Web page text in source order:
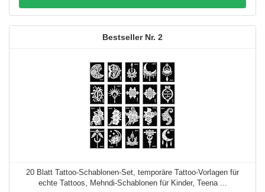
2
20 Blatt Tattoo-Schablonen-Set, temporäre Tattoo-Vorlagen für
echte Tattoos, Mehndi-Schablonen für Kinder, Teena ...